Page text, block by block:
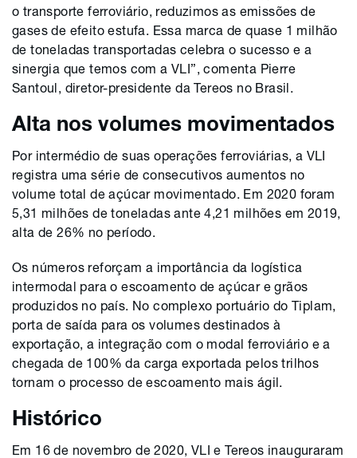
o transporte ferroviário, reduzimos as emissões de
gases de efeito estufa. Essa marca de quase 1 milhão
de toneladas transportadas celebra o sucesso e a
sinergia que temos com a VLI”, comenta Pierre
Santoul, diretor-presidente da Tereos no Brasil.
Alta nos volumes movimentados
Por intermédio de suas operações ferroviárias, a VLI
registra uma série de consecutivos aumentos no
volume total de açúcar movimentado. Em 2020 foram
5,31 milhões de toneladas ante 4,21 milhões em 2019,
alta de 26% no período.
Os números reforçam a importância da logística
intermodal para o escoamento de açúcar e grãos
produzidos no país. No complexo portuário do Tiplam,
porta de saída para os volumes destinados à
exportação, a integração com o modal ferroviário e a
chegada de 100% da carga exportada pelos trilhos
tornam o processo de escoamento mais ágil.
Histórico
Em 16 de novembro de 2020, VLI e Tereos inauguraram